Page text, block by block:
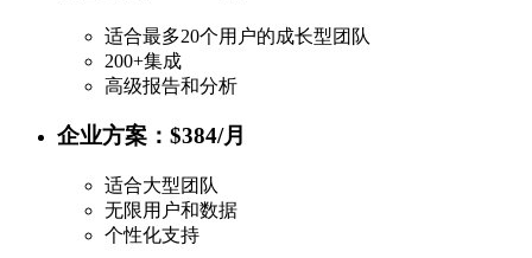
适合最多20个用户的成长型团队
200+集成
高级报告和分析
企业方案：$384/月
适合大型团队
无限用户和数据
个性化支持